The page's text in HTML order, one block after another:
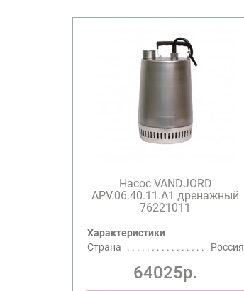
Насос VANDJORD
APV.06.40.11.A1 дренажный
76221011
Характеристики
Страна
Россия
64025р.